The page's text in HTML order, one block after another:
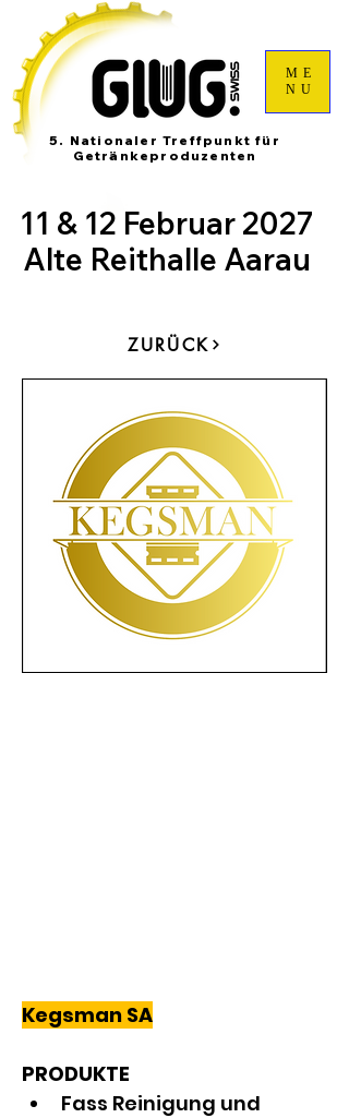
ME
NU
11 & 12 Februar 2027
Alte Reithalle Aarau
5. Nationaler Treffpunkt für
Getränkeproduzenten
ZURÜCK
Kegsman SA
PRODUKTE
Fass Reinigung und